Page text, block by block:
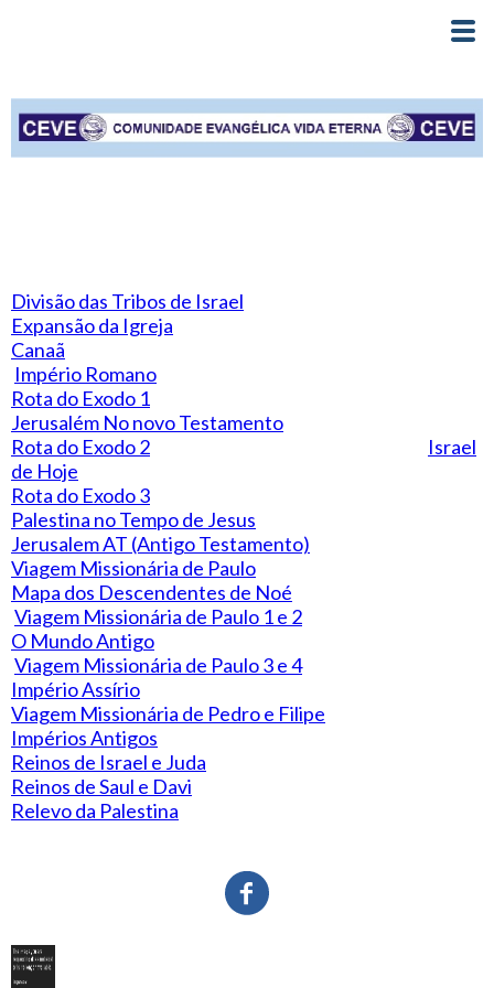
Divisão das Tribos de Israel
Expansão da Igreja
Canaã
Império Romano
Rota do Exodo 1
Jerusalém No novo Testamento
Rota do Exodo 2
Israel
de Hoje
Rota do Exodo 3
Palestina no Tempo de Jesus
Jerusalem AT (Antigo Testamento)
Viagem Missionária de Paulo
Mapa dos Descendentes de Noé
Viagem Missionária de Paulo 1 e 2
O Mundo Antigo
Viagem Missionária de Paulo 3 e 4
Império Assírio
Viagem Missionária de Pedro e Filipe
Impérios Antigos
Reinos de Israel e Juda
Reinos de Saul e Davi
Relevo da Palestina